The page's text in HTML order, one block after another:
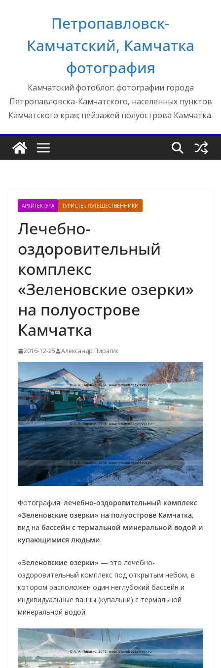
Петропавловск-
Камчатский, Камчатка
фотография
Камчатский фотоблог: фотографии города
Петропавловска-Камчатского, населенных пунктов
Камчатского края; пейзажей полуострова Камчатка.
АРХИТЕКТУРА ТУРИСТЫ, ПУТЕШЕСТВЕННИКИ
Лечебно-
оздоровительный
комплекс
«Зеленовские озерки»
на полуострове
Камчатка
2016-12-25 Александр Пирагис
Фотография: лечебно-оздоровительный комплекс
«Зеленовские озерки» на полуострове Камчатка,
вид на бассейн с термальной минеральной водой и
купающимися людьми.
«Зеленовские озерки» — это лечебно-
оздоровительный комплекс под открытым небом, в
котором расположен один неглубокий бассейн и
индивидуальные ванны (купальни) с термальной
минеральной водой.